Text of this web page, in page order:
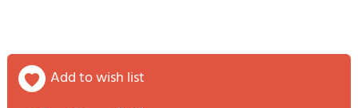
add to wish list